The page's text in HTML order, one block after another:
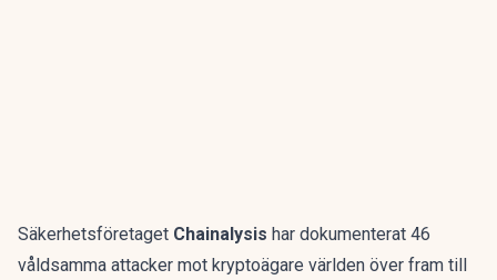
Säkerhetsföretaget Chainalysis har dokumenterat 46
våldsamma attacker mot kryptoägare världen över fram till